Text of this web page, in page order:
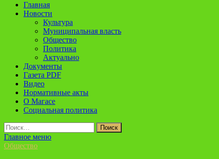
Главная
Новости
Культура
Муниципальная власть
Общество
Политика
Актуально
Документы
Газета PDF
Видео
Нормативные акты
О Магасе
Социальная политика
Найти:
Главное меню
Общество